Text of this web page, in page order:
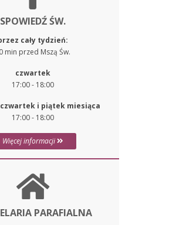
SPOWIEDŹ ŚW.
cały tydzień:
min przed Mszą Św.
czwartek
17:00 - 18:00
i piątek miesiąca
17:00 - 18:00
Więcej informacji
PARAFIALNA